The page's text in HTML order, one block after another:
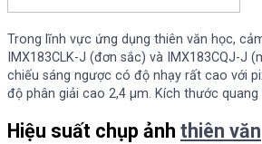
Trong lĩnh vực ứng dụng thiên văn học,
IMX183CLK-J (đơn sắc) và IMX183CQJ-J
chiếu sáng ngược có độ nhạy rất cao với
độ phân giải cao 2,4 μm. Kích thước quang
Hiệu suất chụp ảnh thiên văn